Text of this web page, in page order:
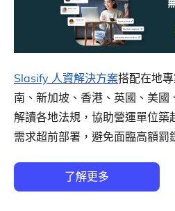
Slasify 人資解決方案搭配在地
南、新加坡、香港、英國、美國
解讀各地法規，協助營運單位築
需求超前部署，避免面臨高額罰